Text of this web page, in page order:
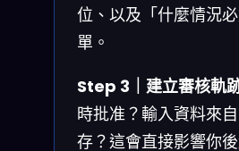
位、以及「什麼情況
單。
Step 3｜建立審核軌
時批准？輸入資料來
存？這會直接影響你